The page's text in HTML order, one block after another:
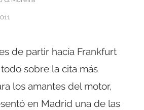
de partir hacía Frankfurt
sobre la cita más
los amantes del motor,
en Madrid una de las